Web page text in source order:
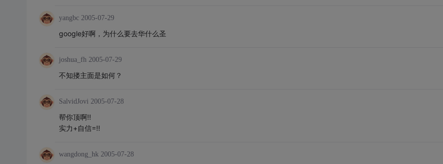
yangbc 2005-07-29
google好啊，为什么要去华什么圣
joshua_fh 2005-07-29
不知搂主面是如何？
SalvidJovi 2005-07-28
帮你顶啊!!
实力+自信=!!
wangdong_hk 2005-07-28